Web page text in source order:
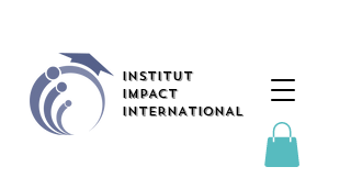
INSTITUT
IMPACT
INTERNATIONAL